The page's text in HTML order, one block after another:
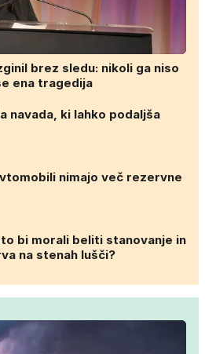
brez sledu: nikoli ga niso
ena tragedija
navada, ki lahko podaljša
nimajo več rezervne
bi morali beliti stanovanje in
na stenah lušči?